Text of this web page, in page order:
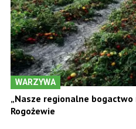
WARZYWA
„Nasze regionalne
Rogożewie